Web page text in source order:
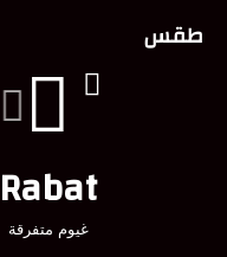
طقس
Rabat
غيوم متفرقة